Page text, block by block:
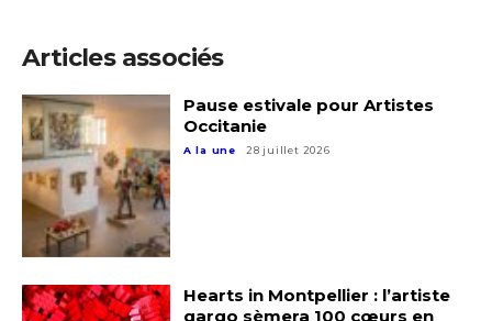
Articles associés
Pause estivale pour Artistes
Occitanie
A la une 28 juillet 2026
Hearts in Montpellier : l’artiste
qargo sèmera 100 cœurs en